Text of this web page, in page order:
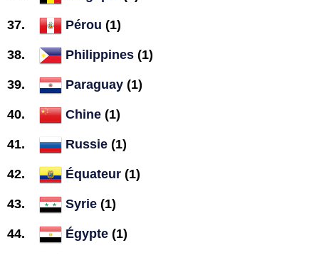
Pérou (1)
Philippines (1)
Paraguay (1)
Chine (1)
Russie (1)
Équateur (1)
Syrie (1)
Égypte (1)